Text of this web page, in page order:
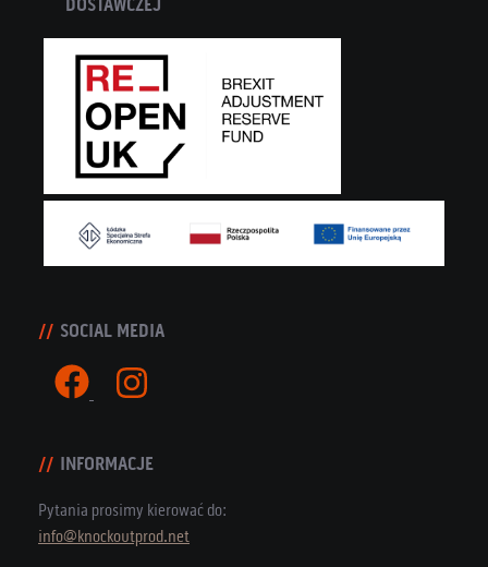
SOCIAL MEDIA
INFORMACJE
Pytania prosimy kierować do:
info@knockoutprod.net